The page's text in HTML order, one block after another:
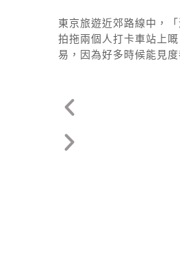
東京旅遊近郊路線中，
拍拖兩個人打卡車站上
易，因為好多時候能見